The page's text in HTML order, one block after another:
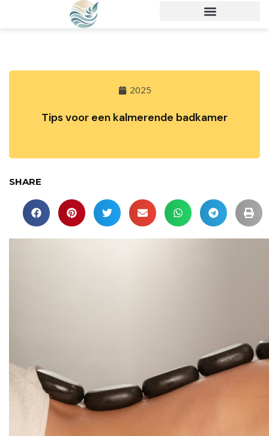
2025
Tips voor een kalmerende badkamer
SHARE